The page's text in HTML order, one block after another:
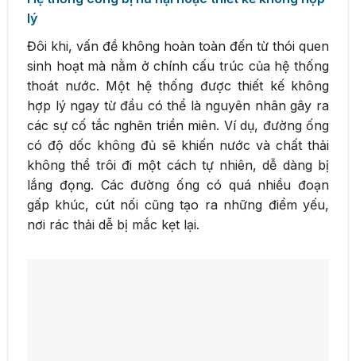
lý
Đôi khi, vấn đề không hoàn toàn đến từ thói quen
sinh hoạt mà nằm ở chính cấu trúc của hệ thống
thoát nước. Một hệ thống được thiết kế không
hợp lý ngay từ đầu có thể là nguyên nhân gây ra
các sự cố tắc nghẽn triền miên. Ví dụ, đường ống
có độ dốc không đủ sẽ khiến nước và chất thải
không thể trôi đi một cách tự nhiên, dễ dàng bị
lắng đọng. Các đường ống có quá nhiều đoạn
gấp khúc, cút nối cũng tạo ra những điểm yếu,
nơi rác thải dễ bị mắc kẹt lại.